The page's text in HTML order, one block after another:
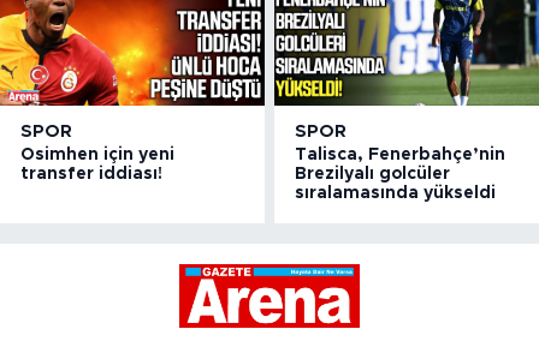
SPOR
Osimhen için yeni
transfer iddiası!
SPOR
Talisca, Fenerbahçe’nin
Brezilyalı golcüler
sıralamasında yükseldi